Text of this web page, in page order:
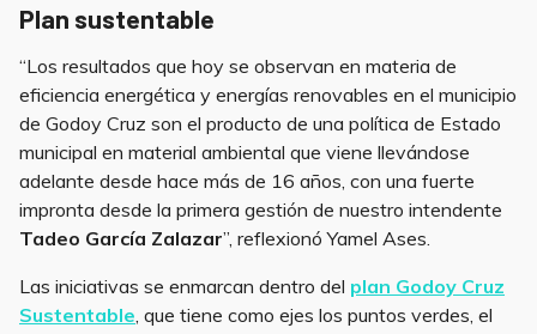
Plan sustentable
“Los resultados que hoy se observan en materia de
eficiencia energética y energías renovables en el municipio
de Godoy Cruz son el producto de una política de Estado
municipal en material ambiental que viene llevándose
adelante desde hace más de 16 años, con una fuerte
impronta desde la primera gestión de nuestro intendente
Tadeo García Zalazar”, reflexionó Yamel Ases.
Las iniciativas se enmarcan dentro del plan Godoy Cruz
Sustentable , que tiene como ejes los puntos verdes, el